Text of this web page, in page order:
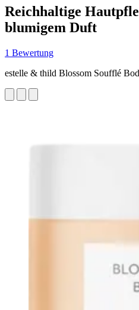
Reichhaltige
blumigem Duft
1 Bewertung
estelle & thild Blossom Soufflé